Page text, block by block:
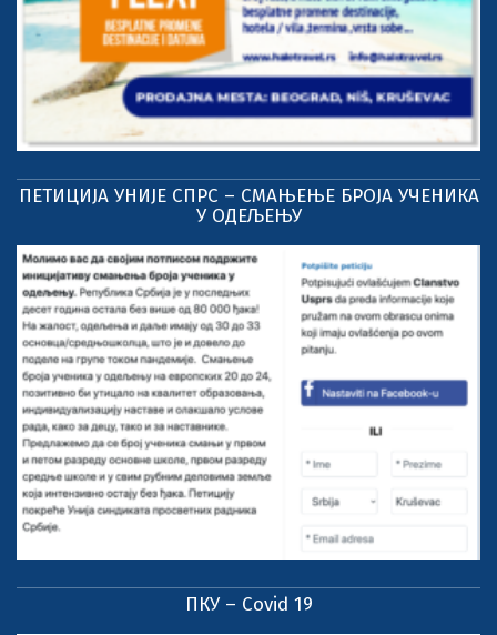
ПЕТИЦИЈА УНИЈЕ СПРС – СМАЊЕЊЕ БРОЈА УЧЕНИКА
У ОДЕЉЕЊУ
ПКУ – Covid 19